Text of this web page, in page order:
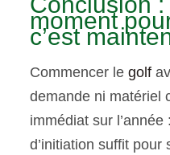
moment
c’est
Commencer le golf
demande ni matériel
immédiat sur
d’initiation suffit pour